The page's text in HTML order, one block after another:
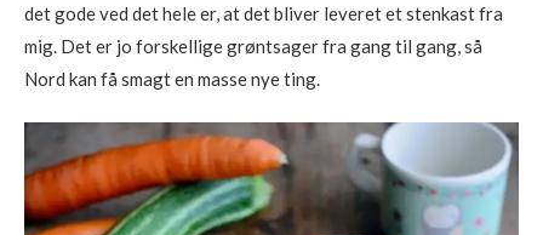
det gode ved det hele er, at det bliver leveret et stenkast fra
mig. Det er jo forskellige grøntsager fra gang til gang, så
Nord kan få smagt en masse nye ting.